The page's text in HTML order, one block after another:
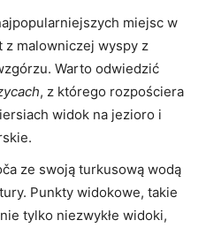
miejsc w
z malowniczej wyspy z
Warto ‌odwiedzić​
, z którego rozpościera
widok na jezioro ⁣i
ze swoją ‌turkusową wodą
Punkty widokowe, takie
tylko‍ niezwykłe widoki,